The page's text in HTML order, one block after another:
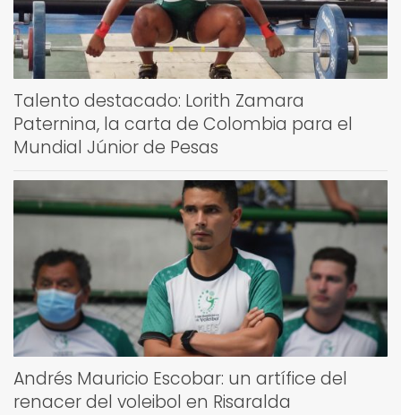
Talento destacado: Lorith Zamara
Paternina, la carta de Colombia para el
Mundial Júnior de Pesas
Andrés Mauricio Escobar: un artífice del
renacer del voleibol en Risaralda